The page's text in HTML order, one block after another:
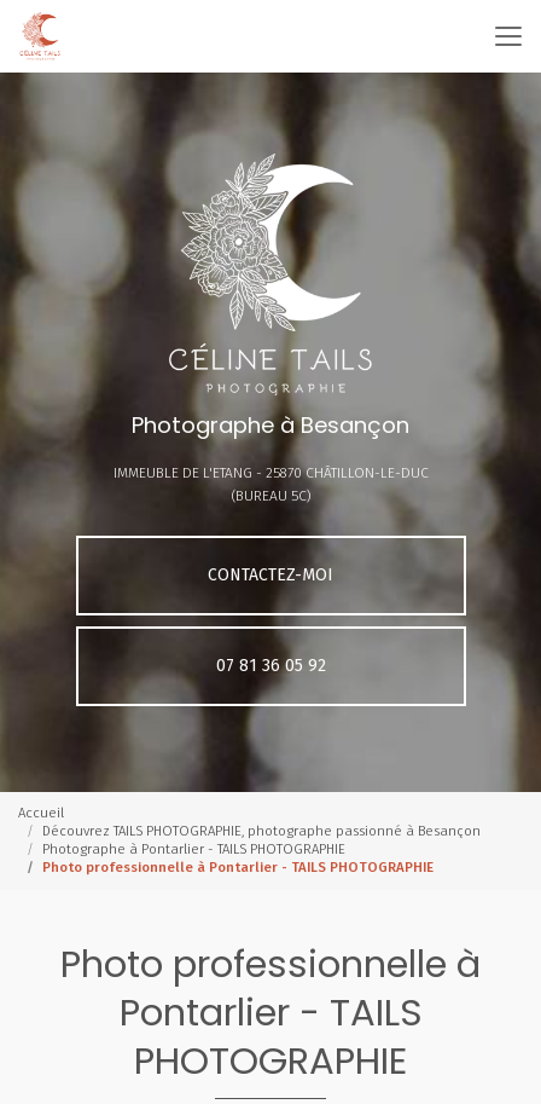
Aller
contenu
Photographe à Besançon
IMMEUBLE DE L'ETANG - 25870 CHÂTILLON-LE-DUC
(BUREAU 5C)
CONTACTEZ-MOI
07 81 36 05 92
Accueil
Découvrez TAILS PHOTOGRAPHIE, photographe passionné à Besançon
Photographe à Pontarlier - TAILS PHOTOGRAPHIE
Photo professionnelle à Pontarlier - TAILS PHOTOGRAPHIE
Photo professionnelle à
Pontarlier - TAILS
PHOTOGRAPHIE